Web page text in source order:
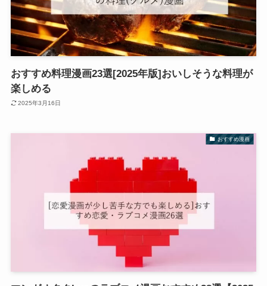
おすすめ料理漫画23選[2025年版]おいしそうな料理が
楽しめる
2025年3月16日
おすすめ漫画